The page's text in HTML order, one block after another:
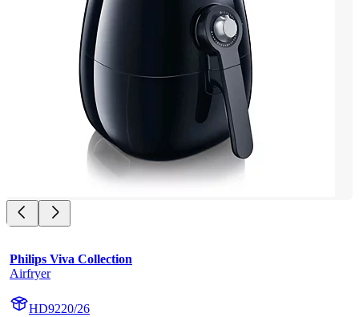
Philips Viva Collection
Airfryer
HD9220/26